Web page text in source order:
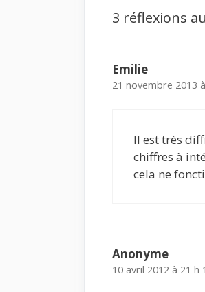
3 réflexions
Emilie
21 novembre 2013
Il est très
chiffres à
cela ne
Anonyme
10 avril 2012 à 21 h